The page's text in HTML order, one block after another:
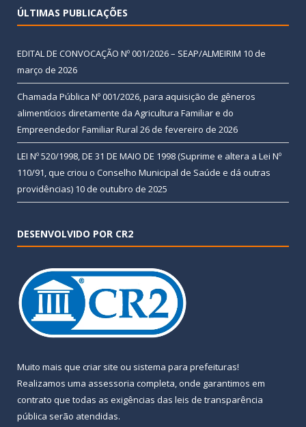
ÚLTIMAS PUBLICAÇÕES
EDITAL DE CONVOCAÇÃO Nº 001/2026 – SEAP/ALMEIRIM 10 de
março de 2026
Chamada Pública Nº 001/2026, para aquisição de gêneros
alimentícios diretamente da Agricultura Familiar e do
Empreendedor Familiar Rural 26 de fevereiro de 2026
LEI Nº 520/1998, DE 31 DE MAIO DE 1998 (Suprime e altera a Lei Nº
110/91, que criou o Conselho Municipal de Saúde e dá outras
providências) 10 de outubro de 2025
DESENVOLVIDO POR CR2
Muito mais que criar site ou sistema para prefeituras!
Realizamos uma assessoria completa, onde garantimos em
contrato que todas as exigências das leis de transparência
pública serão atendidas.